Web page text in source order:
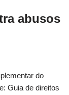
abusos
do
Guia de direitos